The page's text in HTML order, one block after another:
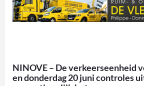
NINOVE – De verkeerseenheid
en donderdag 20 juni controles